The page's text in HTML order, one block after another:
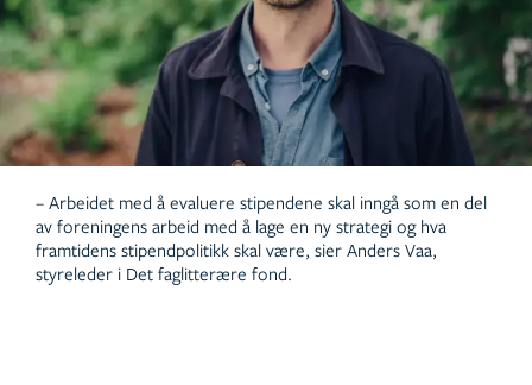
– Arbeidet med å evaluere stipendene skal inngå som en del
av foreningens arbeid med å lage en ny strategi og hva
framtidens stipendpolitikk skal være, sier Anders Vaa,
styreleder i Det faglitterære fond.